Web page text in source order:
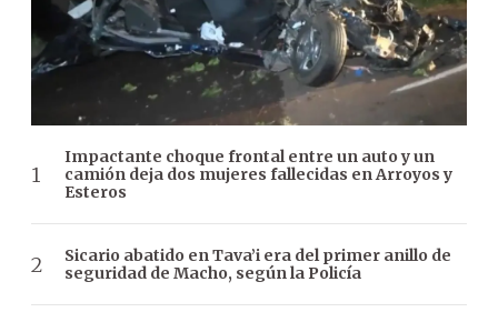
Impactante choque frontal entre un auto y un
camión deja dos mujeres fallecidas en Arroyos y
Esteros
Sicario abatido en Tava’i era del primer anillo de
seguridad de Macho, según la Policía